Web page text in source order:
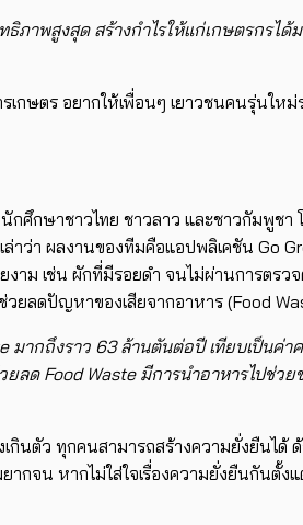
ธิภาพสูงสุด สร้างกำไรให้แก่เกษตรกรได้
เกษตร อยากให้เพื่อนๆ เยาวชนคนรุ่นใหม่
กศึกษาชาวไทย ชาวลาว และชาวกัมพูชา
เล่าว่า ผลงานของทีมคือแอปพลิเคชัน Go
งาม เช่น ผักที่มีรอยดำ จนไม่ผ่านการตร
วยลดปัญหาของเสียจากอาหาร (Food
มากถึงราว 63ล้านตันต่อปี เทียบเป็นค่า
ยลดFood Wasteมีการนำอาหารไปช่วย
งเกินตัว ทุกคนสามารถสร้างความยั่งยืน
กจน หากไม่ใส่ใจเรื่องความยั่งยืนกันตั้ง